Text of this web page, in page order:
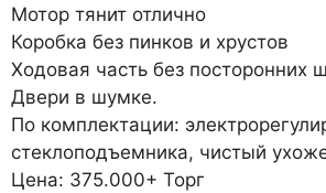
Мотор тянит отлично
Коробка без пинков и хрустов
Ходовая часть без посторонних
Двери в шумке.
По комплектации:
стеклоподъемника, чистый
Цена: 375.000+ Торг